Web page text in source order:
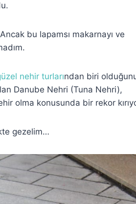
bu lapamsı makarnayı ve
nehir turlarından biri
Danube Nehri (Tuna Nehri),
olma konusunda bir rekor
gezelim…